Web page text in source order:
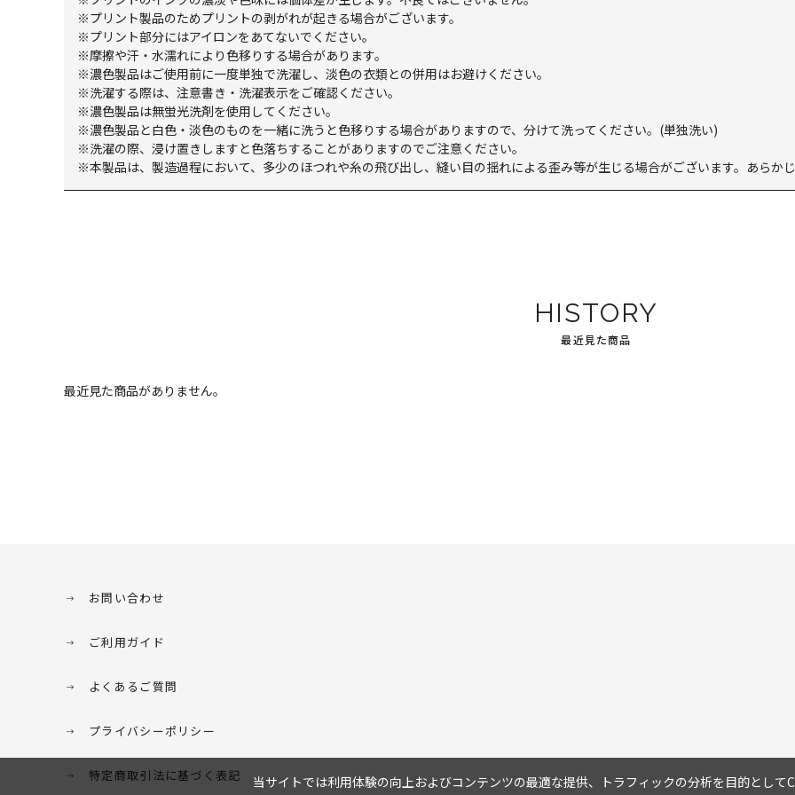
※プリント製品のためプリントの剥がれが起きる場合がございます。
※プリント部分にはアイロンをあてないでください。
※摩擦や汗・水濡れにより色移りする場合があります。
※濃色製品はご使用前に一度単独で洗濯し、淡色の衣類との併用はお避けください。
※洗濯する際は、注意書き・洗濯表示をご確認ください。
※濃色製品は無蛍光洗剤を使用してください。
※濃色製品と白色・淡色のものを一緒に洗うと色移りする場合がありますので、分けて洗ってください。(単独洗い)
※洗濯の際、浸け置きしますと色落ちすることがありますのでご注意ください。
※本製品は、製造過程において、多少のほつれや糸の飛び出し、縫い目の揺れによる歪み等が生じる場合がございます。あらかじ
HISTORY
最近見た商品
最近見た商品がありません。
お問い合わせ
ご利用ガイド
よくあるご質問
プライバシーポリシー
特定商取引法に基づく表記
当サイトでは利用体験の向上およびコンテンツの最適な提供、トラフィックの分析を目的として